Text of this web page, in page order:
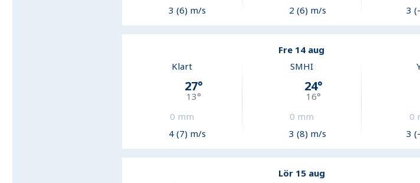
3 (6) m/s
2 (6) m/s
3
Fre 14 aug
Klart
27°
13°
0 mm
4 (7) m/s
SMHI
24°
16°
0 mm
3 (8) m/s
0
3
Lör 15 aug